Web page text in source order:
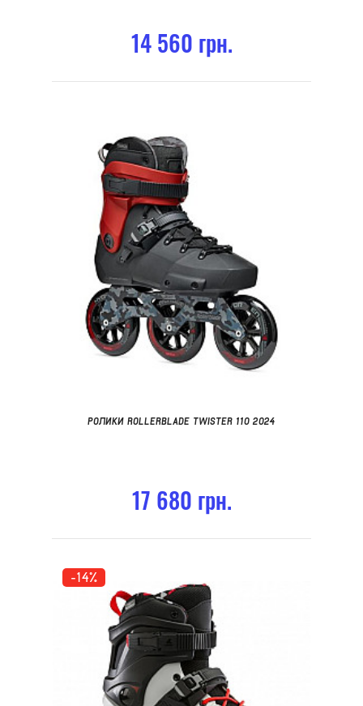
14 560 грн.
РОЛИКИ ROLLERBLADE TWISTER 110 2024
17 680 грн.
-14%